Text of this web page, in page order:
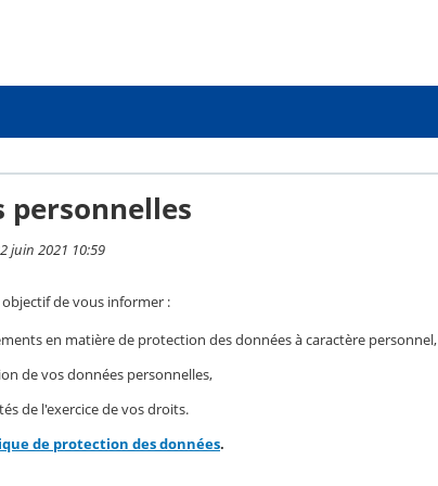
personnelles
juin 2021 10:59
de vous informer :
en matière de protection des données à caractère personnel,
de vos données personnelles,
de l'exercice de vos droits.
de protection des données.